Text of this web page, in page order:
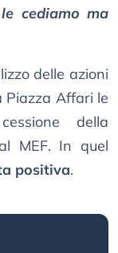
cediamo ma
delle azioni
Piazza Affari le
della
MEF. In quel
positiva.